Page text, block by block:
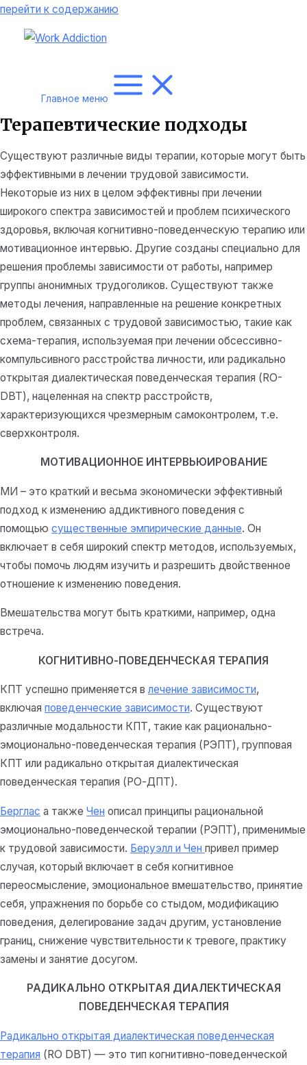
перейти к содержанию
Главное меню
Терапевтические подходы
Существуют различные виды терапии, которые могут быть
эффективными в лечении трудовой зависимости.
Некоторые из них в целом эффективны при лечении
широкого спектра зависимостей и проблем психического
здоровья, включая когнитивно-поведенческую терапию или
мотивационное интервью. Другие созданы специально для
решения проблемы зависимости от работы, например
группы анонимных трудоголиков. Существуют также
методы лечения, направленные на решение конкретных
проблем, связанных с трудовой зависимостью, такие как
схема-терапия, используемая при лечении обсессивно-
компульсивного расстройства личности, или радикально
открытая диалектическая поведенческая терапия (RO-
DBT), нацеленная на спектр расстройств,
характеризующихся чрезмерным самоконтролем, т.е.
сверхконтроля.
МОТИВАЦИОННОЕ ИНТЕРВЬЮИРОВАНИЕ
МИ – это краткий и весьма экономически эффективный
подход к изменению аддиктивного поведения с
помощью существенные эмпирические данные. Он
включает в себя широкий спектр методов, используемых,
чтобы помочь людям изучить и разрешить двойственное
отношение к изменению поведения.
Вмешательства могут быть краткими, например, одна
встреча.
КОГНИТИВНО-ПОВЕДЕНЧЕСКАЯ ТЕРАПИЯ
КПТ успешно применяется в лечение зависимости,
включая поведенческие зависимости. Существуют
различные модальности КПТ, такие как рационально-
эмоционально-поведенческая терапия (РЭПТ), групповая
КПТ или радикально открытая диалектическая
поведенческая терапия (РО-ДПТ).
Берглас а также Чен описал принципы рациональной
эмоционально-поведенческой терапии (РЭПТ), применимые
к трудовой зависимости. Беруэлл и Чен привел пример
случая, который включает в себя когнитивное
переосмысление, эмоциональное вмешательство, принятие
себя, упражнения по борьбе со стыдом, модификацию
поведения, делегирование задач другим, установление
границ, снижение чувствительности к тревоге, практику
замены и занятие досугом.
РАДИКАЛЬНО ОТКРЫТАЯ ДИАЛЕКТИЧЕСКАЯ
ПОВЕДЕНЧЕСКАЯ ТЕРАПИЯ
Радикально открытая диалектическая поведенческая
терапия (RO DBT) — это тип когнитивно-поведенческой